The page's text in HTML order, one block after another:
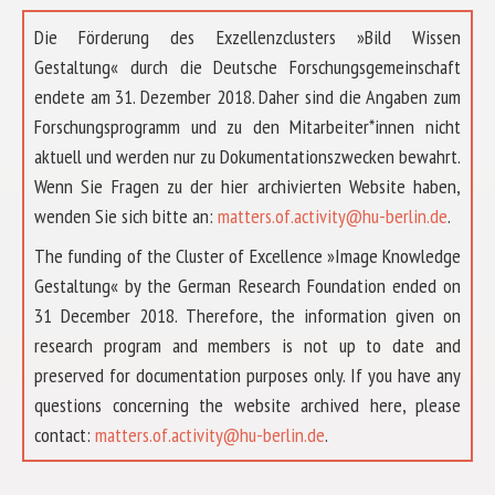
Die Förderung des Exzellenzclusters »Bild Wissen
Gestaltung« durch die Deutsche Forschungsgemeinschaft
endete am 31. Dezember 2018. Daher sind die Angaben zum
Forschungsprogramm und zu den Mitarbeiter*innen nicht
aktuell und werden nur zu Dokumentationszwecken bewahrt.
Wenn Sie Fragen zu der hier archivierten Website haben,
wenden Sie sich bitte an: matters.of.activity@hu-berlin.de.
The funding of the Cluster of Excellence »Image Knowledge
Gestaltung« by the German Research Foundation ended on
31 December 2018. Therefore, the information given on
research program and members is not up to date and
preserved for documentation purposes only. If you have any
questions concerning the website archived here, please
contact: matters.of.activity@hu-berlin.de.
ABOUT US